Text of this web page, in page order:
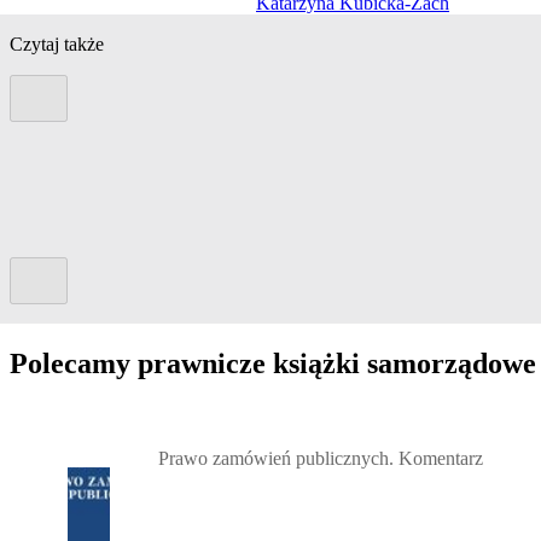
Czytaj także
Polecamy prawnicze książki samorządowe
Prawo zamówień publicznych. Komentarz